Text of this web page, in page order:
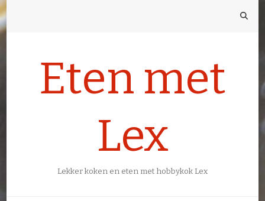
Eten met
Lex
Lekker koken en eten met hobbykok Lex